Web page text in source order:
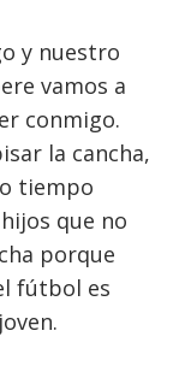
y nuestro
vamos a
conmigo.
la cancha,
tiempo
que no
porque
fútbol es